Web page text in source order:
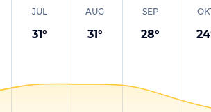
JUL
31°
AUG
31°
SEP
28° 24